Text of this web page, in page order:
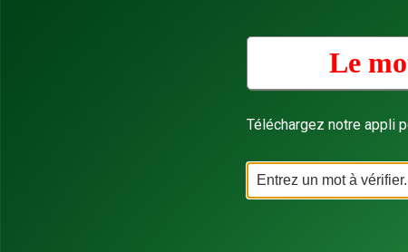
Le
Téléchargez notre appli